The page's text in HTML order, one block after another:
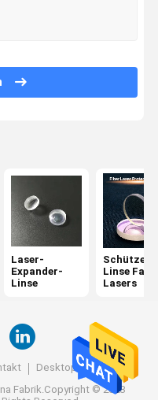
Laser-
Expander-
Linse
Linse
Lasers
Desktop Site
Fabrik.Copyright © 2023